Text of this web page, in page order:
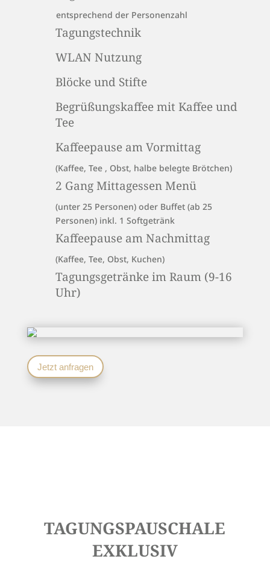
entsprechend der Personenzahl
Tagungstechnik
WLAN Nutzung
Blöcke und Stifte
Begrüßungskaffee mit Kaffee und
Tee
Kaffeepause am Vormittag
(Kaffee, Tee , Obst, halbe belegte Brötchen)
2 Gang Mittagessen Menü
(unter 25 Personen) oder Buffet (ab 25
Personen) inkl. 1 Softgetränk
Kaffeepause am Nachmittag
(Kaffee, Tee, Obst, Kuchen)
Tagungsgetränke im Raum (9-16
Uhr)
Jetzt anfragen
TAGUNGSPAUSCHALE
EXKLUSIV